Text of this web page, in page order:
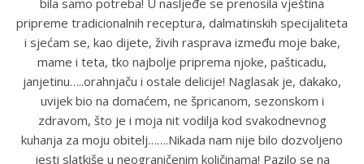
bila samo potreba! U nasljeđe se prenosila vještina
pripreme tradicionalnih receptura, dalmatinskih specijaliteta
i sjećam se, kao dijete, živih rasprava između moje bake,
mame i teta, tko najbolje priprema njoke, pašticadu,
janjetinu…..orahnjaču i ostale delicije! Naglasak je, dakako,
uvijek bio na domaćem, ne špricanom, sezonskom i
zdravom, što je i moja nit vodilja kod svakodnevnog
kuhanja za moju obitelj…….Nikada nam nije bilo dozvoljeno
jesti slatkiše u neograničenim količinama! Pazilo se na